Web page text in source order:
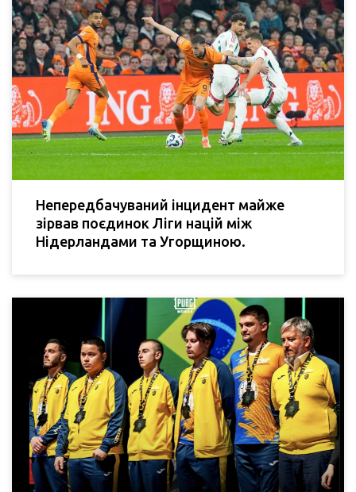
Непередбачуваний інцидент майже
зірвав поєдинок Ліги націй між
Нідерландами та Угорщиною.